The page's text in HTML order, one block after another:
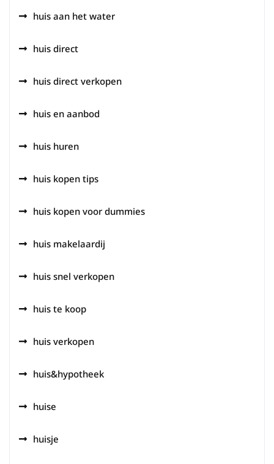
huis aan het water
huis direct
huis direct verkopen
huis en aanbod
huis huren
huis kopen tips
huis kopen voor dummies
huis makelaardij
huis snel verkopen
huis te koop
huis verkopen
huis&hypotheek
huise
huisje